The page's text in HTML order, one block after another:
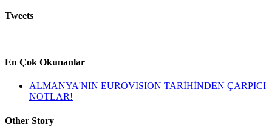
Tweets
En Çok Okunanlar
ALMANYA'NIN EUROVISION TARİHİNDEN ÇARPICI
NOTLAR!
Other Story